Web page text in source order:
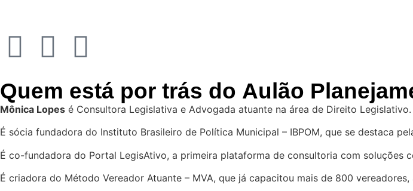
Quem está por trás do Aulão
Mônica Lopes é Consultora Legislativa e Advogada atuante na área de Direito Legislativo.
É sócia fundadora do Instituto Brasileiro de Política Municipal – IBPOM, que se destaca
É co-fundadora do Portal LegisAtivo, a primeira plataforma de consultoria com soluções
É criadora do Método Vereador Atuante – MVA, que já capacitou mais de 800